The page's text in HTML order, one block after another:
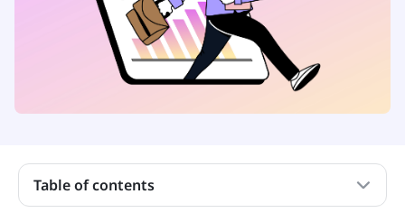
Table of contents
นาฬิกาตอกบัตรพนักงานคืออะไร?
ประเภทของนาฬิกาตอกบัตรพนักงาน
ประโยชน์ของนาฬิกาตอกบัตรพนักงาน
ข้อเสียที่อาจเกิดขึ้นจากนาฬิกาตอกบัตรพนักงาน